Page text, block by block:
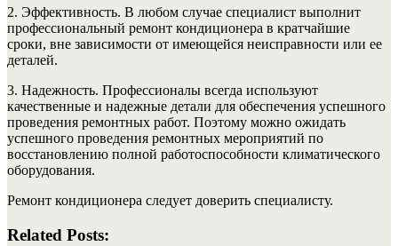
2. Эффективность. В любом случае специалист выполнит
профессиональный ремонт кондиционера в кратчайшие
сроки, вне зависимости от имеющейся неисправности или ее
деталей.
3. Надежность. Профессионалы всегда используют
качественные и надежные детали для обеспечения успешного
проведения ремонтных работ. Поэтому можно ожидать
успешного проведения ремонтных мероприятий по
восстановлению полной работоспособности климатического
оборудования.
Ремонт кондиционера следует доверить специалисту.
Related Posts: